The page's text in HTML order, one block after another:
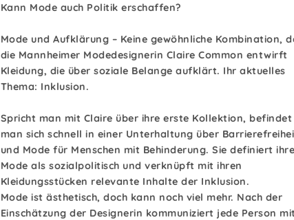
Kann Mode auch Politik erschaffen?
Mode und Aufklärung – Keine gewöhnliche Kombination,
die Mannheimer Modedesignerin Claire Common entwirft
Kleidung, die über soziale Belange aufklärt. Ihr aktuelles
Thema: Inklusion.
Spricht man mit Claire über ihre erste Kollektion, befindet
man sich schnell in einer Unterhaltung über
und Mode für Menschen mit Behinderung. Sie definiert ihre
Mode als sozialpolitisch und verknüpft mit ihren
Kleidungsstücken relevante Inhalte der Inklusion.
Mode ist ästhetisch, doch kann noch viel mehr. Nach der
Einschätzung der Designerin kommuniziert jede Person mit